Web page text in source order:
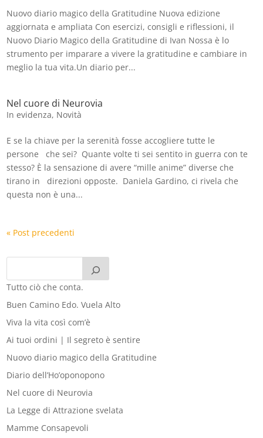
Nuovo diario magico della Gratitudine Nuova edizione
aggiornata e ampliata Con esercizi, consigli e riflessioni, il
Nuovo Diario Magico della Gratitudine di Ivan Nossa è lo
strumento per imparare a vivere la gratitudine e cambiare in
meglio la tua vita.Un diario per...
Nel cuore di Neurovia
In evidenza, Novità
E se la chiave per la serenità fosse accogliere tutte le
persone che sei? Quante volte ti sei sentito in guerra con te
stesso? È la sensazione di avere “mille anime” diverse che
tirano in direzioni opposte. Daniela Gardino, ci rivela che
questa non è una...
« Post precedenti
Tutto ciò che conta.
Buen Camino Edo. Vuela Alto
Viva la vita così com’è
Ai tuoi ordini | Il segreto è sentire
Nuovo diario magico della Gratitudine
Diario dell’Ho’oponopono
Nel cuore di Neurovia
La Legge di Attrazione svelata
Mamme Consapevoli